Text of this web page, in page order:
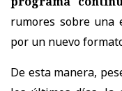
rumores sobre una
por un nuevo
De esta manera,